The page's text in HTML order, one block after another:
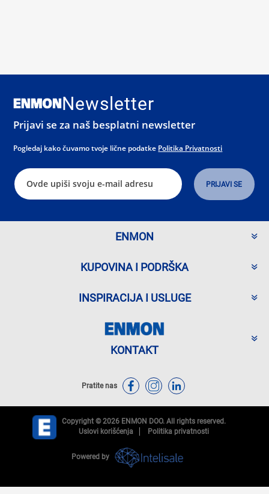
Newsletter
Prijavi se za naš besplatni newsletter
Pogledaj kako čuvamo tvoje lične podatke Politika Privatnosti
ENMON
KUPOVINA I PODRŠKA
INSPIRACIJA I USLUGE
KONTAKT
Pratite nas
Copyright © 2026 ENMON DOO. All rights reserved.
Uslovi korišćenja
Politika privatnosti
Powered by